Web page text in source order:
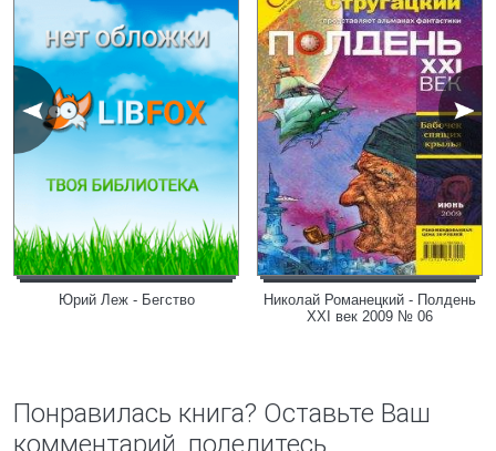
Юрий Леж - Бегство
Николай Романецкий - Полдень
XXI век 2009 № 06
Понравилась книга? Оставьте Ваш
комментарий, поделитесь